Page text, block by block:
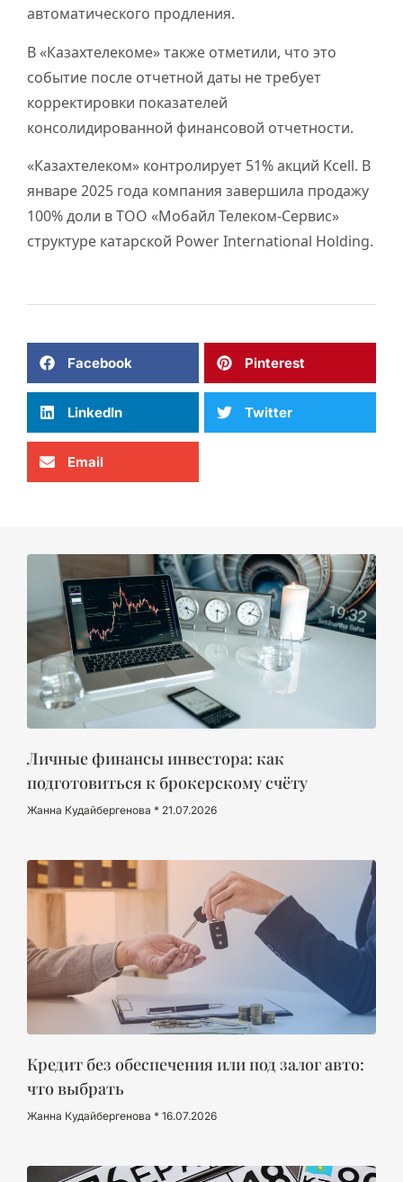
автоматического продления.
В «Казахтелекоме» также отметили, что это
событие после отчетной даты не требует
корректировки показателей
консолидированной финансовой отчетности.
«Казахтелеком» контролирует 51% акций Kcell. В
январе 2025 года компания завершила продажу
100% доли в ТОО «Мобайл Телеком-Сервис»
структуре катарской Power International Holding.
Facebook Pinterest
LinkedIn Twitter
Email
Личные финансы инвестора: как
подготовиться к брокерскому счёту
Жанна Кудайбергенова 21.07.2026
Кредит без обеспечения или под залог авто:
что выбрать
Жанна Кудайбергенова 16.07.2026